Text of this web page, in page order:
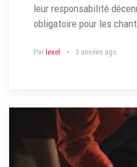
leur responsabilité
obligatoire pour les
Par lexel 3 années ago